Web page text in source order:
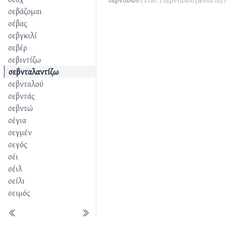
σεβάζομαι
σέβας
σεβγκιλί
σεβέρ
σεβιντίζω
σεβνταλαντίζω
σεβνταλού
σεβντάς
σεβντώ
σέγια
σεγμέν
σεγός
σέι
σέιλ
σείλι
σειμός